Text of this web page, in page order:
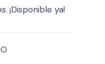
. ¡Disponible ya!